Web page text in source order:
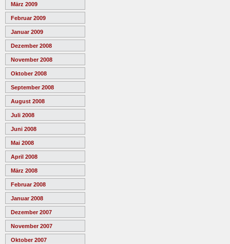
März 2009
Februar 2009
Januar 2009
Dezember 2008
November 2008
Oktober 2008
September 2008
August 2008
Juli 2008
Juni 2008
Mai 2008
April 2008
März 2008
Februar 2008
Januar 2008
Dezember 2007
November 2007
Oktober 2007